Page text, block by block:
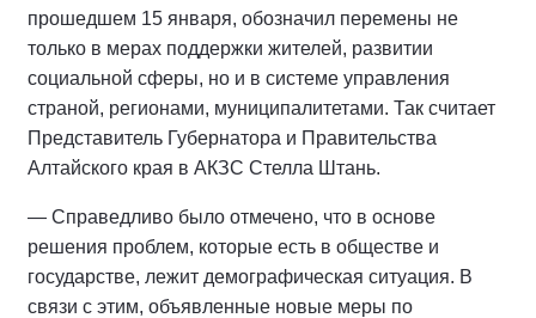
прошедшем 15 января, обозначил перемены не
только в мерах поддержки жителей, развитии
социальной сферы, но и в системе управления
страной, регионами, муниципалитетами. Так считает
Представитель Губернатора и Правительства
Алтайского края в АКЗС Стелла Штань.
— Справедливо было отмечено, что в основе
решения проблем, которые есть в обществе и
государстве, лежит демографическая ситуация. В
связи с этим, объявленные новые меры по